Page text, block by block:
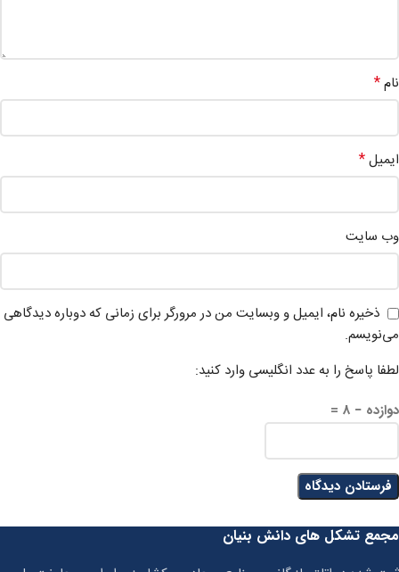
نام*
ایمیل*
وب‌ سایت
ذخیره نام، ایمیل و وبسایت من در مرورگر برای زمانی که دوباره دیدگاهی
می‌نویسم.
لطفا پاسخ را به عدد انگلیسی وارد کنید:
دوازده − 8 =
مجمع تشکل های دانش بنیان